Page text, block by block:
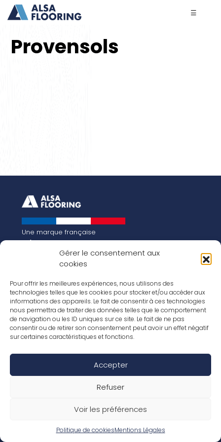
Gérer le consentement aux
cookies
Pour offrir les meilleures expériences, nous utilisons des
technologies telles que les cookies pour stocker et/ou accéder aux
informations des appareils. Le fait de consentir à ces technologies
nous permettra de traiter des données telles que le comportement
de navigation ou les ID uniques sur ce site. Le fait de ne pas
consentir ou de retirer son consentement peut avoir un effet négatif
sur certaines caractéristiques et fonctions.
Accepter
Refuser
Voir les préférences
Politique de cookiesMentions Légales
☰
Provensols
Une marque française
Qui sommes-nous
Notre histoire
Les chiffres clés
FR
EN
Nos revêtements
Nos Stratifiés
Nos accessoires
Nos parquets
Conditions de garantie
Déclaration de performance
Politique de confidentialité